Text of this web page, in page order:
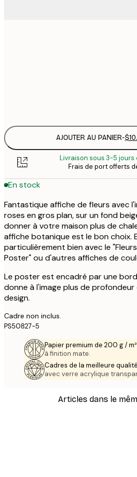
AJOUTER AU PANIER-
Livraison sous 3-5 jours
Frais de port offerts
En stock
Fantastique affiche de fleurs avec
roses en gros plan, sur un fond
donner à votre maison plus de
affiche botanique est le bon choix.
particulièrement bien avec le "Fleurs
Poster" ou d'autres affiches de
Le poster est encadré par une
donne à l'image plus de
design.
Cadre non inclus.
PS50827-5
Papier premium de 200 g / m²
à finition mate.
Cadres de la meilleure qualité
avec verre acrylique
Articles dans le